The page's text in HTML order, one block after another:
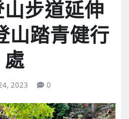
步道延伸
山踏青健行
處
2023 0